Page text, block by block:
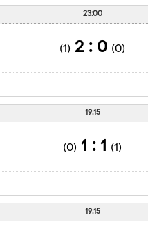
23:00
(0)
0 : 2
(1)
19:15
(1)
1 : 1
(0)
19:15